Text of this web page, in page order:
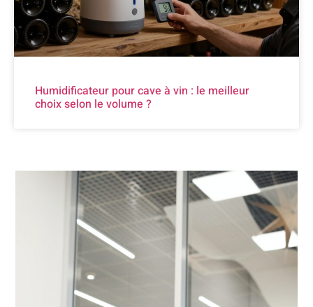
Humidificateur pour cave à vin : le meilleur
choix selon le volume ?